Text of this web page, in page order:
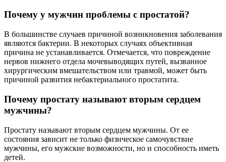
Почему у мужчин проблемы с простатой?
В большинстве случаев причиной возникновения заболевания
являются бактерии. В некоторых случаях объективная
причина не устанавливается. Отмечается, что повреждение
нервов нижнего отдела мочевыводящих путей, вызванное
хирургическим вмешательством или травмой, может быть
причиной развития небактериального простатита.
Почему простату называют вторым сердцем
мужчины?
Простату называют вторым сердцем мужчины. От ее
состояния зависит не только физическое самочувствие
мужчины, его мужские возможности, но и способность иметь
детей.